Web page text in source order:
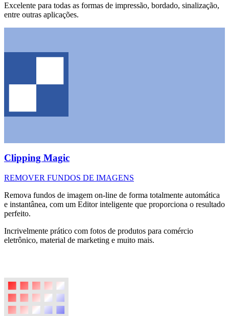
Excelente para todas as formas de impressão, bordado, sinalização,
entre outras aplicações.
Clipping Magic
REMOVER FUNDOS DE IMAGENS
Remova fundos de imagem on-line de forma totalmente automática
e instantânea, com um Editor inteligente que proporciona o resultado
perfeito.
Incrivelmente prático com fotos de produtos para comércio
eletrônico, material de marketing e muito mais.